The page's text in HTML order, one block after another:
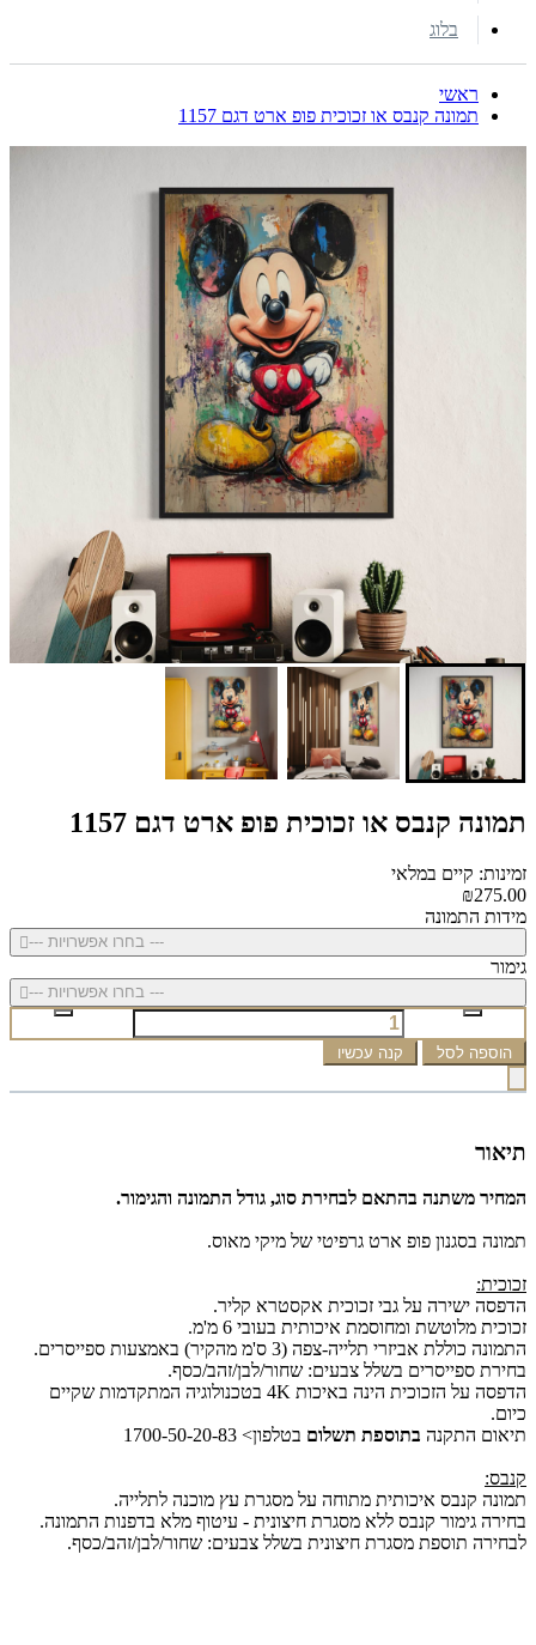
בלוג
ראשי
תמונה קנבס או זכוכית פופ ארט דגם 1157
תמונה קנבס או זכוכית פופ ארט דגם 1157
זמינות: קיים במלאי
₪275.00
מידות התמונה
--- בחרו אפשרויות ---
גימור
--- בחרו אפשרויות ---
הוספה לסל קנה עכשיו
תיאור
המחיר משתנה בהתאם לבחירת סוג, גודל התמונה והגימור.
תמונה בסגנון פופ ארט גרפיטי של מיקי מאוס.
זכוכית:
הדפסה ישירה על גבי זכוכית אקסטרא קליר.
זכוכית מלוטשת ומחוסמת איכותית בעובי 6 מ'מ.
התמונה כוללת אביזרי תלייה-צפה (3 ס'מ מהקיר) באמצעות ספייסרים.
בחירת ספייסרים בשלל צבעים: שחור/לבן/זהב/כסף.
הדפסה על הזכוכית הינה באיכות 4K בטכנולוגיה המתקדמות שקיים
כיום.
תיאום התקנה בתוספת תשלום בטלפון> 1700-50-20-83
קנבס:
תמונה קנבס איכותית מתוחה על מסגרת עץ מוכנה לתלייה.
בחירה גימור קנבס ללא מסגרת חיצונית - עיטוף מלא בדפנות התמונה.
לבחירה תוספת מסגרת חיצונית בשלל צבעים: שחור/לבן/זהב/כסף.